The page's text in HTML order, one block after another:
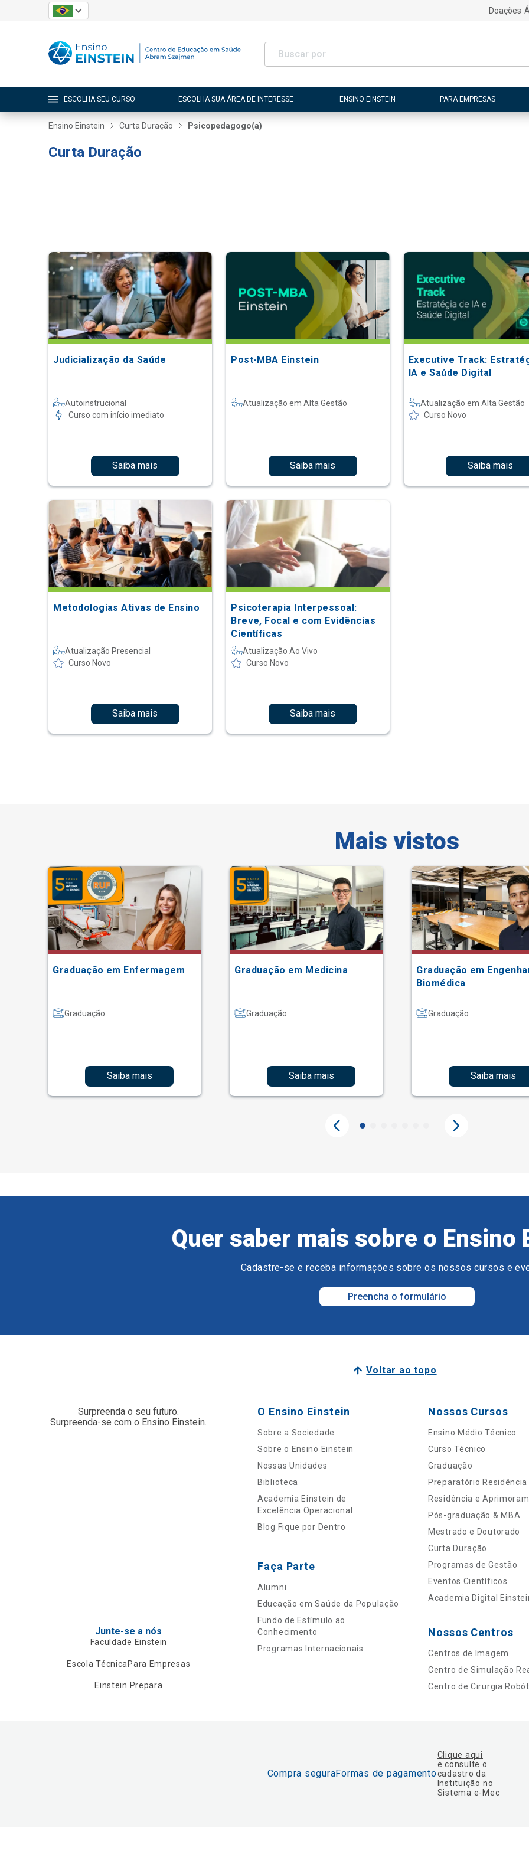
Doações
ESCOLHA SEU CURSO ESCOLHA SUA ÁREA DE INTERESSE ENSINO EINSTEIN PARA EMPRESAS
Ensino Einstein Curta Duração Psicopedagogo(a)
Curta Duração
Judicialização da Saúde
Autoinstrucional
Curso com início imediato
Saiba mais
Post-MBA Einstein
Atualização em Alta Gestão
Saiba mais
Executive Track:
IA e Saúde Digital
Atualização em Alta Gestão
Curso Novo
Saiba mais
Metodologias Ativas de Ensino
Atualização Presencial
Curso Novo
Saiba mais
Psicoterapia Interpessoal:
Breve, Focal e com Evidências
Científicas
Atualização Ao Vivo
Curso Novo
Saiba mais
Mais vistos
Graduação em Enfermagem
Graduação
Saiba mais
Graduação em Medicina
Graduação
Saiba mais
Graduação em
Biomédica
Graduação
Saiba mais
Quer saber mais sobre o Ensino
Cadastre-se e receba informações sobre os nossos cursos e
Preencha o formulário
Voltar ao topo
Surpreenda o seu futuro.
Surpreenda-se com o Ensino Einstein.
Junte-se a nós
Faculdade Einstein
Escola Técnica Para Empresas
Einstein Prepara
O Ensino Einstein
Sobre a Sociedade
Sobre o Ensino Einstein
Nossas Unidades
Biblioteca
Academia Einstein de
Excelência Operacional
Blog Fique por Dentro
Faça Parte
Alumni
Educação em Saúde da População
Fundo de Estímulo ao
Conhecimento
Programas Internacionais
Nossos Cursos
Ensino Médio Técnico
Curso Técnico
Graduação
Preparatório Residência
Residência e
Pós-graduação & MBA
Mestrado e Doutorado
Curta Duração
Programas de Gestão
Eventos Científicos
Academia Digital
Nossos Centros
Centros de Imagem
Centro de Simulação
Centro de Cirurgia
Compra seguraFormas de pagamento
Clique aqui
e consulte o
cadastro da
Instituição no
Sistema e-Mec